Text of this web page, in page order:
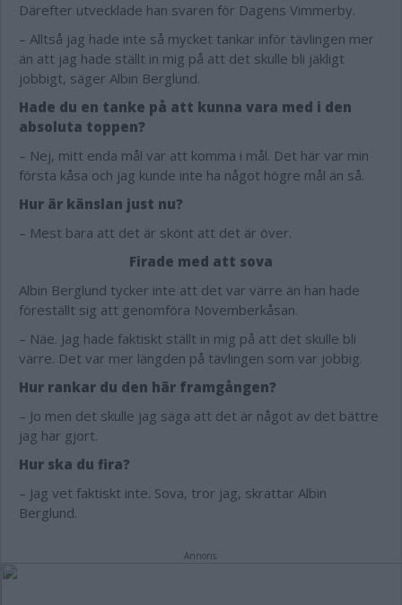
Därefter utvecklade han svaren för Dagens Vimmerby.
– Alltså jag hade inte så mycket tankar inför tävlingen mer
än att jag hade ställt in mig på att det skulle bli jäkligt
jobbigt, säger Albin Berglund.
Hade du en tanke på att kunna vara med i den
absoluta toppen?
– Nej, mitt enda mål var att komma i mål. Det här var min
första kåsa och jag kunde inte ha något högre mål än så.
Hur är känslan just nu?
– Mest bara att det är skönt att det är över.
Firade med att sova
Albin Berglund tycker inte att det var värre än han hade
föreställt sig att genomföra Novemberkåsan.
– Näe. Jag hade faktiskt ställt in mig på att det skulle bli
värre. Det var mer längden på tävlingen som var jobbig.
Hur rankar du den här framgången?
– Jo men det skulle jag säga att det är något av det bättre
jag har gjort.
Hur ska du fira?
– Jag vet faktiskt inte. Sova, tror jag, skrattar Albin
Berglund.
Annons: